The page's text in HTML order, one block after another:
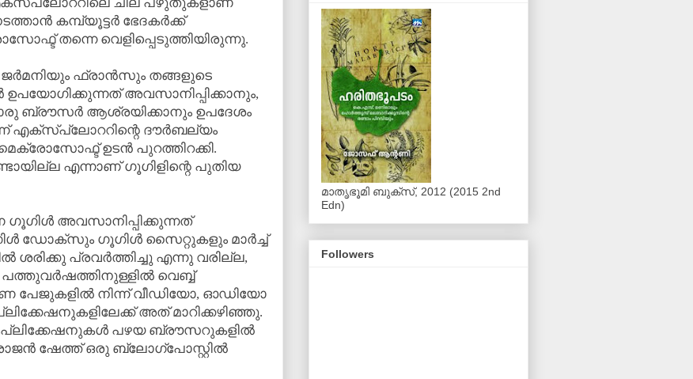
കമ്പ്യൂട്ടര്‍ ഭേദകര്‍ക്ക്
തന്നെ വെളിപ്പെടുത്തിയിരുന്നു.
ഫ്രാന്‍സും തങ്ങളുടെ
അവസാനിപ്പിക്കാനും,
ബ്രൗസര്‍ ആശ്രയിക്കാനും ഉപദേശം
എക്‌സ്‌പ്ലോററിന്റെ ദൗര്‍ബല്യം
ഉടന്‍ പുറത്തിറക്കി.
എന്നാണ് ഗൂഗിളിന്റെ പുതിയ
അവസാനിപ്പിക്കുന്നത്
ഗൂഗിള്‍ ഡോക്‌സും ഗൂഗിള്‍ സൈറ്റുകളും മാര്‍ച്ച്
ശരിക്കു പ്രവര്‍ത്തിച്ചു എന്നു വരില്ല,
പത്തുവര്‍ഷത്തിനുള്ളില്‍ വെബ്ബ്
പേജുകളില്‍ നിന്ന് വീഡിയോ, ഓഡിയോ
അത് മാറിക്കഴിഞ്ഞു.
പഴയ ബ്രൗസറുകളില്‍
രാജന്‍ ഷേത്ത് ഒരു ബ്ലോഗ്‌പോസ്റ്റില്‍
മാതൃഭൂമി ബുക്‌സ്, 2012 (2015 2nd
Edn)
Followers